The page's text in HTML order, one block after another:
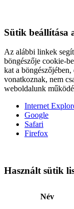
Sütik beállítása
Az alábbi linkek
böngészője cookie-
kat a
vonatkoznak, nem
weboldalunk
Internet
Google
Safari
Firefox
Használt sütik
Név